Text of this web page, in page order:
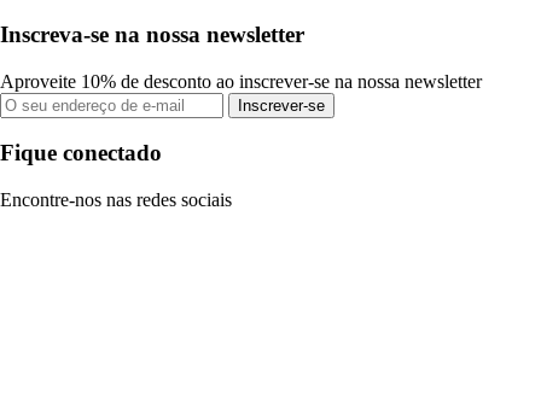
Inscreva-se na nossa newsletter
Aproveite 10% de desconto ao inscrever-se na nossa newsletter
Inscrever-se
Fique conectado
Encontre-nos nas redes sociais